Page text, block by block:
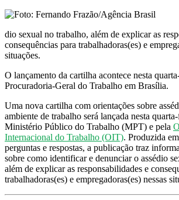
dio sexual no trabalho, além de explicar as
consequências para trabalhadoras(es) e
situações.
O lançamento da cartilha acontece nesta
Procuradoria-Geral do Trabalho em Brasília.
Uma nova cartilha com orientações sobre
ambiente de trabalho será lançada nesta
Ministério Público do Trabalho (MPT) e pela
Internacional do Trabalho (OIT). Produzida
perguntas e respostas, a publicação traz
sobre como identificar e denunciar o assédio
além de explicar as responsabilidades e
trabalhadoras(es) e empregadoras(es) nessas